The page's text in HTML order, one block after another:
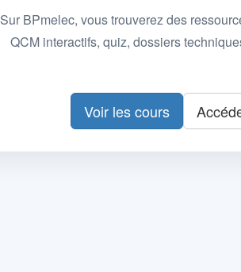
Sur BPmelec, vous trouverez des
QCM interactifs, quiz, dossiers
Voir les cours